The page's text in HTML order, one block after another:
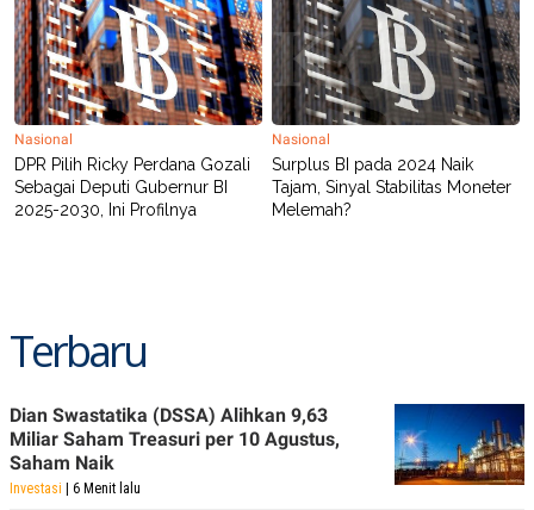
Nasional
DPR Pilih Ricky Perdana Gozali
Sebagai Deputi Gubernur BI
2025-2030, Ini Profilnya
Nasional
Surplus BI pada 2024 Naik
Tajam, Sinyal Stabilitas Moneter
Melemah?
Terbaru
Dian Swastatika (DSSA) Alihkan 9,63
Miliar Saham Treasuri per 10 Agustus,
Saham Naik
Investasi | 6 Menit lalu